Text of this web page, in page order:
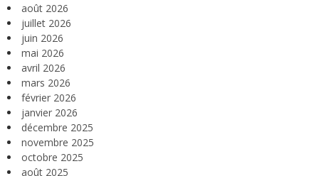
août 2026
juillet 2026
juin 2026
mai 2026
avril 2026
mars 2026
février 2026
janvier 2026
décembre 2025
novembre 2025
octobre 2025
août 2025